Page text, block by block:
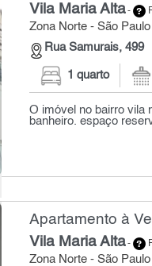
Vila Maria Alta-
Zona Norte - São Paulo
Rua Samurais, 499
1 quarto
O imóvel no bairro vila
banheiro. espaço
Apartamento à
Vila Maria Alta-
Zona Norte - São Paulo